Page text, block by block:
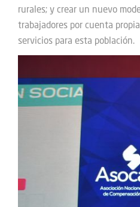
rurales; y crear un nuevo
trabajadores por cuenta
servicios para esta población.